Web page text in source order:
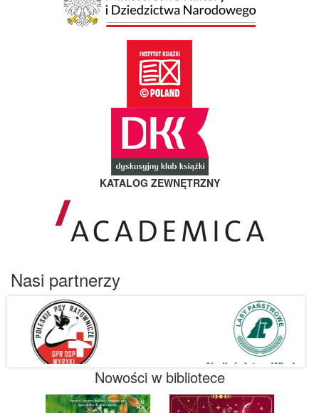
KATALOG ZEWNĘTRZNY
Nasi partnerzy
Nowości w bibliotece